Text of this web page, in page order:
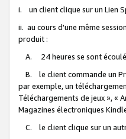
i. un client clique sur un Lien
ii. au cours d'une même
produit :
A. 24 heures se sont
B. le client commande un
par exemple, un
Téléchargements de jeux », «
Magazines électroniques
C. le client clique sur un